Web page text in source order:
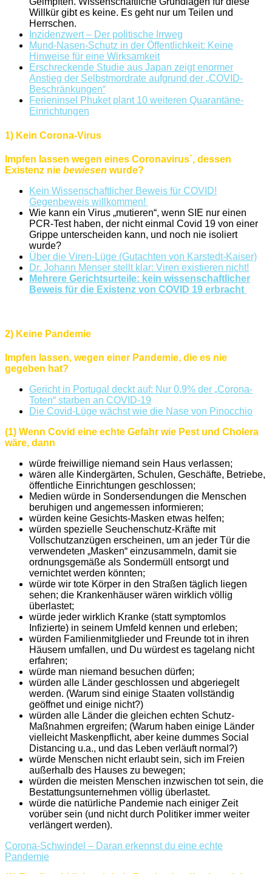
Willkür gibt es keine. Es geht nur um Teilen und
Herrschen.
Inzidenzwert – Der politische Irrweg
Mund-Nasen-Schutz in der Öffentlichkeit: Keine
Hinweise für eine Wirksamkeit
Erschreckende Studie aus Japan zeigt enormer
Anstieg der Selbstmordrate aufgrund der „COVID-
Beschränkungen“
Ferieninsel Phuket plant 10 weiteren Quarantäne-
Einrichtungen
1) Kein Corona-Virus
Impfen lassen wegen eines Coronavirus`, dessen
Existenz nie bewiesen wurde?
Kein Wissenschaftlicher Beweis für COVID!
Gegenbeweis willkommen!
Wie kann ein Virus „mutieren“, wenn SIE nur einen
PCR-Test haben, der nicht einmal Covid 19 von einer
Grippe unterscheiden kann, und noch nie isoliert
wurde?
Über die Viren-Lüge (Gutachten von Karstedt-Kaiser)
Dr. Johann Menser stellt klar: Viren existieren nicht!
Mehrere Gerichtsurteile: kein wissenschaftlicher
Beweis für die Existenz von COVID 19 erbracht
2) Keine Pandemie
Impfen lassen, wegen einer Pandemie, die es nie
gegeben hat?
Gericht in Portugal deckt auf: Nur 0,9% der „Corona-
Toten“ starben an COVID-19
Die Covid-Lüge wächst wie die Nase von Pinocchio
(1) Wenn Covid eine echte Gefahr wie Pest und Cholera
wäre, dann
würde freiwillige niemand sein Haus verlassen;
wären alle Kindergärten, Schulen, Geschäfte, Betriebe,
öffentliche Einrichtungen geschlossen;
Medien würde in Sondersendungen die Menschen
beruhigen und angemessen informieren;
würden keine Gesichts-Masken etwas helfen;
würden spezielle Seuchenschutz-Kräfte mit
Vollschutzanzügen erscheinen, um an jeder Tür die
verwendeten „Masken“ einzusammeln, damit sie
ordnungsgemäße als Sondermüll entsorgt und
vernichtet werden könnten;
würde wir tote Körper in den Straßen täglich liegen
sehen; die Krankenhäuser wären wirklich völlig
überlastet;
würde jeder wirklich Kranke (statt symptomlos
Infizierte) in seinem Umfeld kennen und erleben;
würden Familienmitglieder und Freunde tot in ihren
Häusern umfallen, und Du würdest es tagelang nicht
erfahren;
würde man niemand besuchen dürfen;
würden alle Länder geschlossen und abgeriegelt
werden. (Warum sind einige Staaten vollständig
geöffnet und einige nicht?)
würden alle Länder die gleichen echten Schutz-
Maßnahmen ergreifen; (Warum haben einige Länder
vielleicht Maskenpflicht, aber keine dummes Social
Distancing u.a., und das Leben verläuft normal?)
würde Menschen nicht erlaubt sein, sich im Freien
außerhalb des Hauses zu bewegen;
würden die meisten Menschen inzwischen tot sein, die
Bestattungsunternehmen völlig überlastet.
würde die natürliche Pandemie nach einiger Zeit
vorüber sein (und nicht durch Politiker immer weiter
verlängert werden).
Corona-Schwindel – Daran erkennst du eine echte
Pandemie